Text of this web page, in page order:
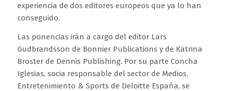
experiencia de dos editores europeos que ya lo han
conseguido.
Las ponencias irán a cargo del editor Lars
Gudbrandsson de Bonnier Publications y de Katrina
Broster de Dennis Publishing. Por su parte Concha
Iglesias, socia responsable del sector de Medios,
Entretenimiento & Sports de Deloitte España, se